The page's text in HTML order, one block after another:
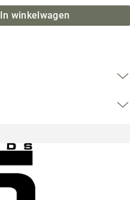
In winkelwagen